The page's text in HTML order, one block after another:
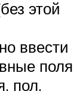
этой
ввести
поля
пол,